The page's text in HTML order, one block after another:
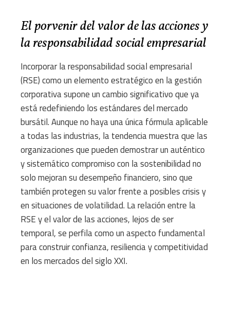
El porvenir del valor de las acciones y
la responsabilidad social empresarial
Incorporar la responsabilidad social empresarial
(RSE) como un elemento estratégico en la gestión
corporativa supone un cambio significativo que ya
está redefiniendo los estándares del mercado
bursátil. Aunque no haya una única fórmula aplicable
a todas las industrias, la tendencia muestra que las
organizaciones que pueden demostrar un auténtico
y sistemático compromiso con la sostenibilidad no
solo mejoran su desempeño financiero, sino que
también protegen su valor frente a posibles crisis y
en situaciones de volatilidad. La relación entre la
RSE y el valor de las acciones, lejos de ser
temporal, se perfila como un aspecto fundamental
para construir confianza, resiliencia y competitividad
en los mercados del siglo XXI.